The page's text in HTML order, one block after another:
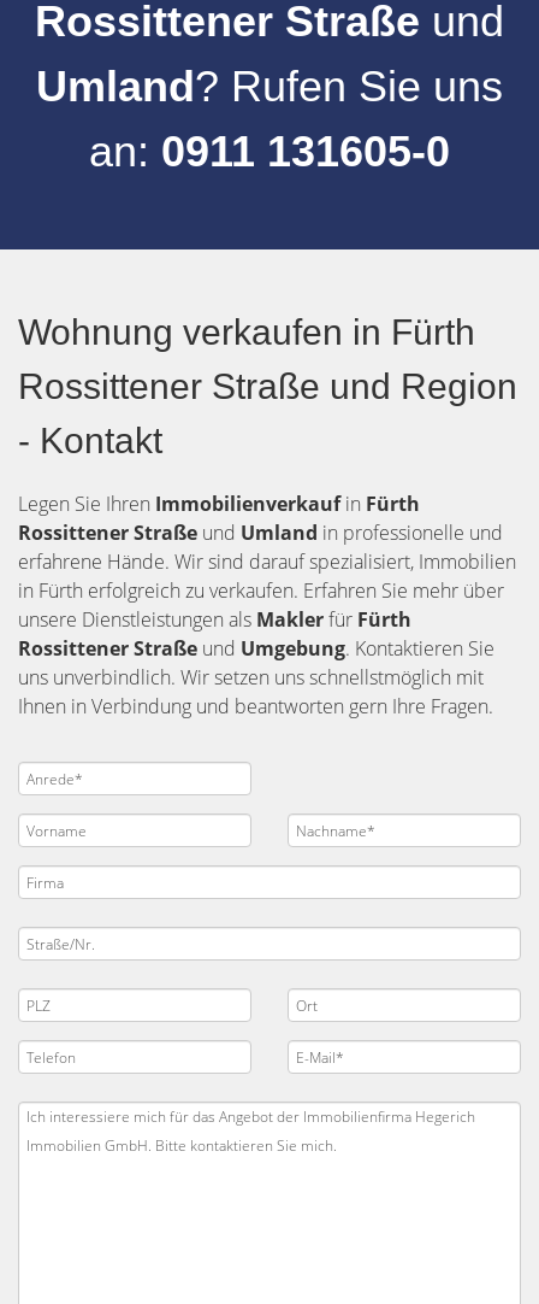
Rossittener Straße und
Umland? Rufen Sie uns
an: 0911 131605-0
Wohnung verkaufen in Fürth
Rossittener Straße und Region
- Kontakt
Legen Sie Ihren Immobilienverkaufin Fürth
Rossittener Straße und Umland in professionelle und
erfahrene Hände. Wir sind darauf spezialisiert, Immobilien
in Fürth erfolgreich zu verkaufen. Erfahren Sie mehr über
unsere Dienstleistungen als Maklerfür Fürth
Rossittener Straße und Umgebung. Kontaktieren Sie
uns unverbindlich. Wir setzen uns schnellstmöglich mit
Ihnen in Verbindung und beantworten gern Ihre Fragen.